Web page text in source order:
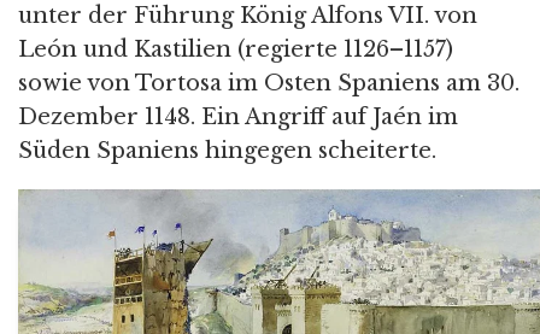
unter der Führung König Alfons VII. von
León und Kastilien (regierte 1126–1157)
sowie von Tortosa im Osten Spaniens am 30.
Dezember 1148. Ein Angriff auf Jaén im
Süden Spaniens hingegen scheiterte.